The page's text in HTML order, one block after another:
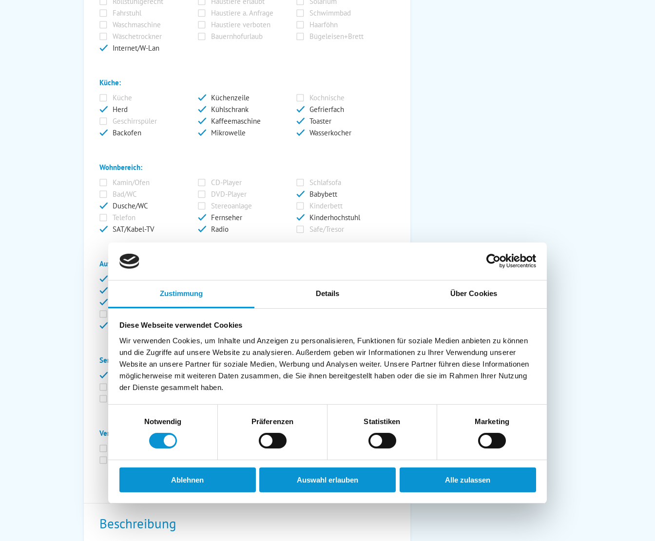
Zustimmung Details Über Cookies
Diese Webseite verwendet Cookies
Wir verwenden Cookies, um Inhalte und Anzeigen zu personalisieren, Funktionen für soziale Medien anbieten zu können
und die Zugriffe auf unsere Website zu analysieren. Außerdem geben wir Informationen zu Ihrer Verwendung unserer
Website an unsere Partner für soziale Medien, Werbung und Analysen weiter. Unsere Partner führen diese Informationen
möglicherweise mit weiteren Daten zusammen, die Sie ihnen bereitgestellt haben oder die sie im Rahmen Ihrer Nutzung
der Dienste gesammelt haben.
Notwendig
Präferenzen Statistiken Marketing
Ablehnen Auswahl erlauben Alle zulassen
Fahrstuhl
Haustiere a. Anfrage
Schwimmbad
Waschmaschine
Haustiere verboten
Haarföhn
Wäschetrockner
Bauernhofurlaub
Bügeleisen+Brett
Internet/W-Lan
Küche:
Küche
Küchenzeile
Kochnische
Herd
Kühlschrank
Gefrierfach
Geschirrspüler
Kaffeemaschine
Toaster
Backofen
Mikrowelle Wasserkocher
Wohnbereich:
Kamin/Ofen
CD-Player
Schlafsofa
Bad/WC
DVD-Player
Babybett
Dusche/WC
Stereoanlage
Kinderbett
Telefon
Fernseher
Kinderhochstuhl
SAT/Kabel-TV
Radio Safe/Tresor
Außenanlage:
Garten/Liegewiese
Carport
Grill
Grillplatz
Balkon
Abstellraum
Service:
Bettwäsche inkl.
Geschirrtücher inkl.
Handtücher inkl.
Fahrräder
Strandkorb am Strand
Verpflegung:
Brötchenservice
Frühstück möglich
Halbpension möglich
Vollpension möglich
Beschreibung